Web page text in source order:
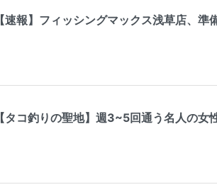
【速報】フィッシングマックス浅草店、準
【タコ釣りの聖地】週3~5回通う名人の女